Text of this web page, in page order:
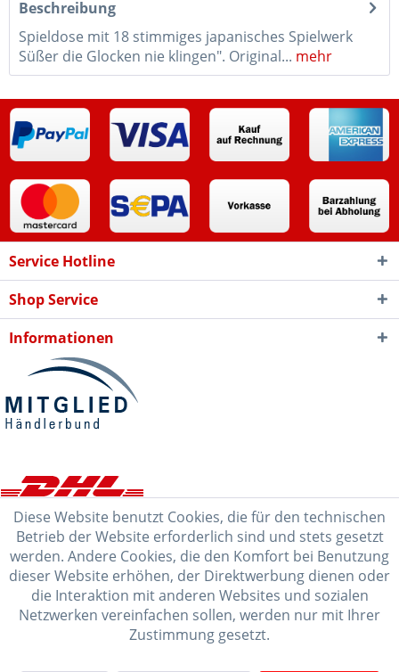
Beschreibung
Spieldose mit 18 stimmiges japanisches Spielwerk
Süßer die Glocken nie klingen". Original... mehr
Service Hotline
Shop Service
Informationen
Diese Website benutzt Cookies, die für den technischen
Betrieb der Website erforderlich sind und stets gesetzt
werden. Andere Cookies, die den Komfort bei Benutzung
dieser Website erhöhen, der Direktwerbung dienen oder
die Interaktion mit anderen Websites und sozialen
Netzwerken vereinfachen sollen, werden nur mit Ihrer
Zustimmung gesetzt.